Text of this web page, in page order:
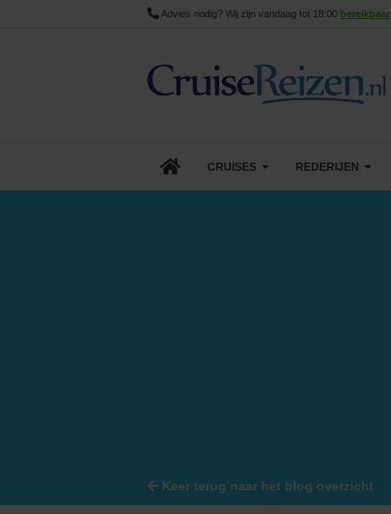
Advies nodig? Wij zijn vandaag tot 18:00 bereikbaar
CRUISES
Familiecruises
REDERIJEN
Explora Journeys
Keer terug naar het blog overzicht